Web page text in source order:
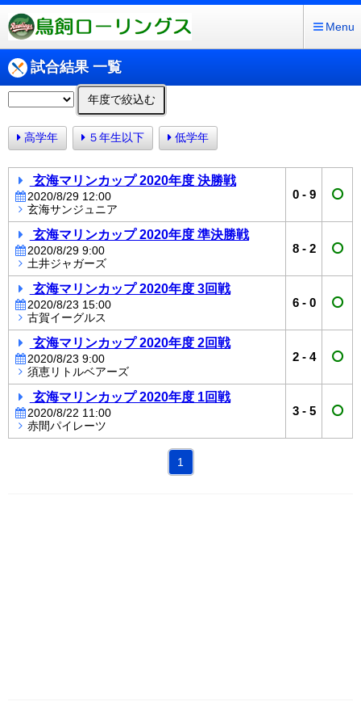
Menu
試合結果 一覧
年度で絞込む
高学年 ５年生以下 低学年
玄海マリンカップ 2020年度 決勝戦
2020/8/29 12:00
玄海サンジュニア
0- 9
玄海マリンカップ 2020年度 準決勝戦
2020/8/29 9:00
土井ジャガーズ
8- 2
玄海マリンカップ 2020年度 3回戦
2020/8/23 15:00
古賀イーグルス
6- 0
玄海マリンカップ 2020年度 2回戦
2020/8/23 9:00
須恵リトルベアーズ
2- 4
玄海マリンカップ 2020年度 1回戦
2020/8/22 11:00
赤間パイレーツ
3- 5
1